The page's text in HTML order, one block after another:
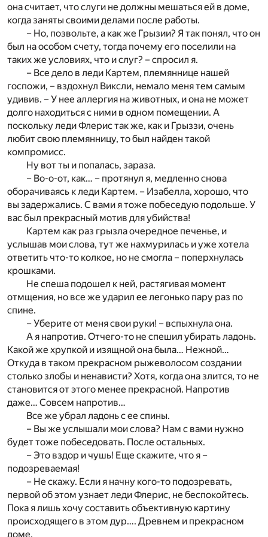
она считает, что слуги не должны мешаться ей в доме,
когда заняты своими делами после работы.
– Но, позвольте, а как же Грызии? Я так понял, что он
был на особом счету, тогда почему его поселили на
таких же условиях, что и слуг? – спросил я.
– Все дело в леди Картем, племяннице нашей
госпожи, – вздохнул Виксли, немало меня тем самым
удивив. – У нее аллергия на животных, и она не может
долго находиться с ними в одном помещении. А
поскольку леди Флерис так же, как и Грыззи, очень
любит свою племянницу, то был найден такой
компромисс.
Ну вот ты и попалась, зараза.
– Во-о-от, как… – протянул я, медленно снова
оборачиваясь к леди Картем. – Изабелла, хорошо, что
вы задержались. С вами я тоже побеседую подольше. У
вас был прекрасный мотив для убийства!
Картем как раз грызла очередное печенье, и
услышав мои слова, тут же нахмурилась и уже хотела
ответить что-то колкое, но не смогла – поперхнулась
крошками.
Не спеша подошел к ней, растягивая момент
отмщения, но все же ударил ее легонько пару раз по
спине.
– Уберите от меня свои руки! – вспыхнула она.
А я напротив. Отчего-то не спешил убирать ладонь.
Какой же хрупкой и изящной она была… Нежной…
Откуда в таком прекрасном рыжеволосом создании
столько злобы и ненависти? Хотя, когда она злится, то не
становится от этого менее прекрасной. Напротив
даже… Совсем напротив…
Все же убрал ладонь с ее спины.
– Вы же услышали мои слова? Нам с вами нужно
будет тоже побеседовать. После остальных.
– Это вздор и чушь! Еще скажите, что я –
подозреваемая!
– Не скажу. Если я начну кого-то подозревать,
первой об этом узнает леди Флерис, не беспокойтесь.
Пока я лишь хочу составить объективную картину
происходящего в этом дур…. Древнем и прекрасном
доме.